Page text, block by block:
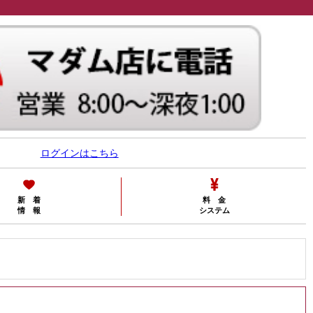
ログインはこちら
新 着
情 報
料 金
システム